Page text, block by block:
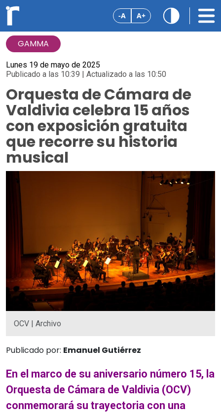
-A A+
GAMMA
Lunes 19 de mayo de 2025
Publicado a las 10:39 | Actualizado a las 10:50
Orquesta de Cámara de
Valdivia celebra 15 años
con exposición gratuita
que recorre su historia
musical
OCV | Archivo
Publicado por: Emanuel Gutiérrez
En el marco de su aniversario número 15, la
Orquesta de Cámara de Valdivia (OCV)
conmemorará su trayectoria con una